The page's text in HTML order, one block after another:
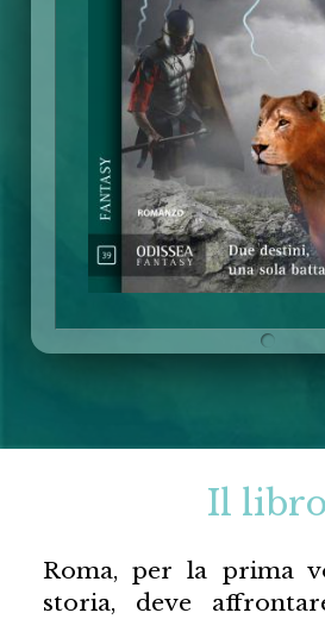
Il libro
Roma, per la prima
storia, deve